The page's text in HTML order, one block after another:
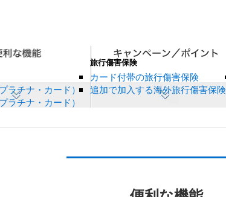
ラチナ・カード）
ラチナ・カード）
旅行傷害保険
カード付帯の旅行傷害保険
追加で加入する海外旅行傷害保険